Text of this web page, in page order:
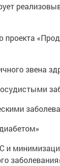
проекта
звена
и